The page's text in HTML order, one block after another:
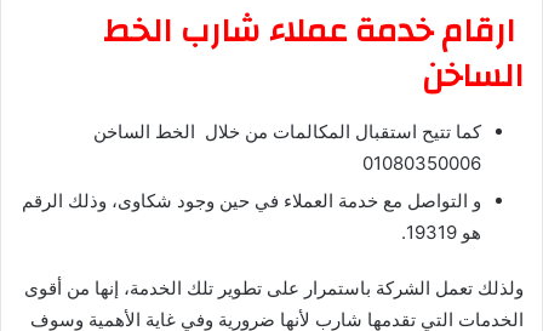
ارقام خدمة عملاء شارب الخط
الساخن
كما تتيح استقبال المكالمات من خلال الخط الساخن
01080350006
و التواصل مع خدمة العملاء في حين وجود شكاوى، وذلك الرقم
هو 19319.
ولذلك تعمل الشركة باستمرار على تطوير تلك الخدمة، إنها من أقوى
الخدمات التي تقدمها شارب لأنها ضرورية وفي غاية الأهمية وسوف